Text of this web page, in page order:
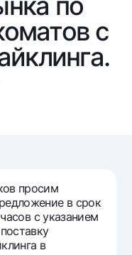
с
просим
в срок
с указанием
в